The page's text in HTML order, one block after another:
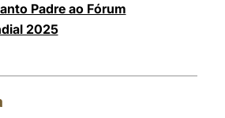
Padre ao Fórum
2025